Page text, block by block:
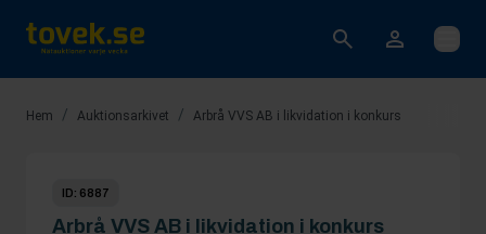
Öppna
Hem / Auktionsarkivet / Arbrå VVS AB i likvidation i konkurs
ID: 6887
Arbrå VVS AB i likvidation i konkurs